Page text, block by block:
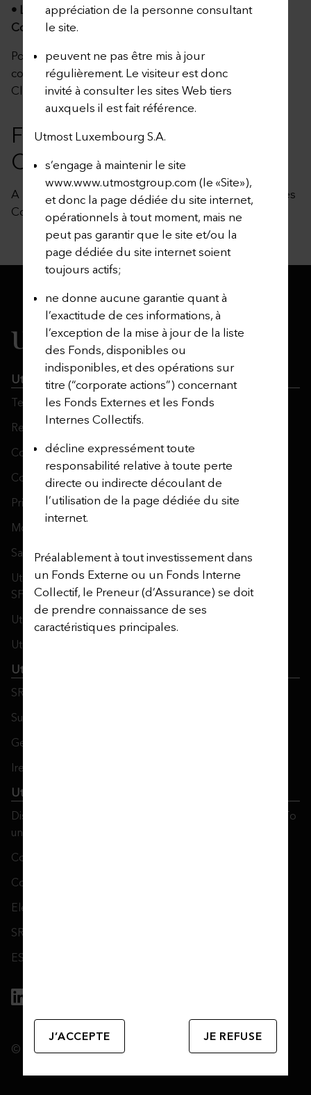
appréciation de la personne consultant
le site.
peuvent ne pas être mis à jour
régulièrement. Le visiteur est donc
invité à consulter les sites Web tiers
auxquels il est fait référence.
Utmost Luxembourg S.A.
s’engage à maintenir le site
www.www.utmostgroup.com (le «Site»),
et donc la page dédiée du site internet,
opérationnels à tout moment, mais ne
peut pas garantir que le site et/ou la
page dédiée du site internet soient
toujours actifs;
ne donne aucune garantie quant à
l’exactitude de ces informations, à
l’exception de la mise à jour de la liste
des Fonds, disponibles ou
indisponibles, et des opérations sur
titre (“corporate actions”) concernant
les Fonds Externes et les Fonds
Internes Collectifs.
décline expressément toute
responsabilité relative à toute perte
directe ou indirecte découlant de
l’utilisation de la page dédiée du site
internet.
Préalablement à tout investissement dans
un Fonds Externe ou un Fonds Interne
Collectif, le Preneur (d’Assurance) se doit
de prendre connaissance de ses
caractéristiques principales.
J’ACCEPTE JE REFUSE
• Liste des événements liés à des Fonds Externes («
Corporate Actions »)
Pour plus d’informations, nous vous invitons à
contacter votre conseiller ou le service « Partner &
Client Services » de Utmost Luxembourg S.A.
FONDS INTERNES
COLLECTIFS
A la date de publication, il n’y a pas de Fonds Internes
Collectifs disponibles.​
Utmost Group
Terms and Conditions
Regulatory Information
Contact Us
Cookie Policy
Privacy Notices
Modern Slavery Act
Safecall & Whistleblowing
Utmost Operating Company Financial Statements and
SFCRs
Utmost Corporate Solutions
Utmost Life and Pensions
Utmost PanEurope
SRDII Disclosure Notice
Sustainable Finance Disclosure Regulation
Gender Pay Gap Report
Ireland’s Women in Finance Charter
Utmost Luxembourg
Disclosure of Available Investment Strategies Referred To
under Art. 8 or 9 SFDR
Conflict of Interest Policy
Complaints Management Policy
Electronic Signature Notice
SRDII Disclosure Notice
ESG: SFDR disclosures
© 2026 Utmost Group plc.